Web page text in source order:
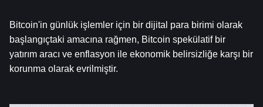
Bitcoin'in günlük işlemler için bir dijital para birimi olarak
başlangıçtaki amacına rağmen, Bitcoin spekülatif bir
yatırım aracı ve enflasyon ile ekonomik belirsizliğe karşı bir
korunma olarak evrilmiştir.